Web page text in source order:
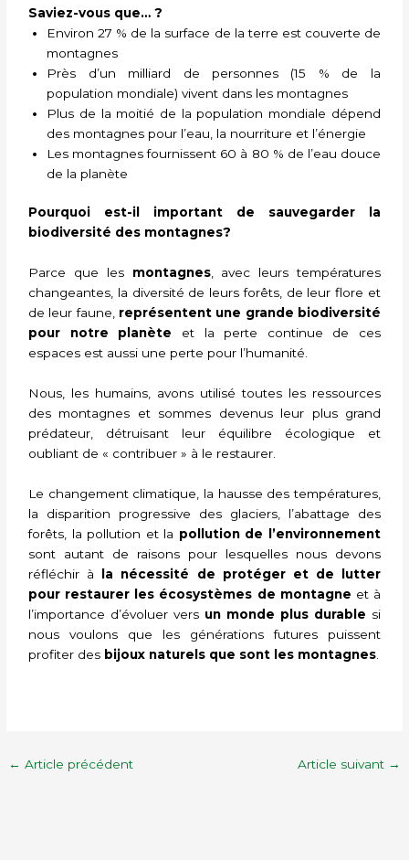
Saviez-vous que… ?
Environ 27 % de la surface de la terre est couverte de
montagnes
Près d’un milliard de personnes (15 % de la
population mondiale) vivent dans les montagnes
Plus de la moitié de la population mondiale dépend
des montagnes pour l’eau, la nourriture et l’énergie
Les montagnes fournissent 60 à 80 % de l’eau douce
de la planète
Pourquoi est-il important de sauvegarder la
biodiversité des montagnes?
Parce que les montagnes, avec leurs températures
changeantes, la diversité de leurs forêts, de leur flore et
de leur faune, représentent une grande biodiversité
pour notre planète et la perte continue de ces
espaces est aussi une perte pour l’humanité.
Nous, les humains, avons utilisé toutes les ressources
des montagnes et sommes devenus leur plus grand
prédateur, détruisant leur équilibre écologique et
oubliant de « contribuer » à le restaurer.
Le changement climatique, la hausse des températures,
la disparition progressive des glaciers, l’abattage des
forêts, la pollution et la pollution de l’environnement
sont autant de raisons pour lesquelles nous devons
réfléchir à
la nécessité de protéger et de lutter
pour restaurer les écosystèmes de montagne et à
l’importance d’évoluer vers un monde plus durable si
nous voulons que les générations futures puissent
profiter des bijoux naturels que sont les montagnes
← Article précédent Article suivant →